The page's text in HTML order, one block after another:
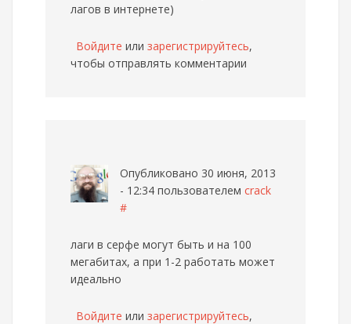
лагов в интернете)
Войдите или зарегистрируйтесь,
чтобы отправлять комментарии
Опубликовано 30 июня, 2013
- 12:34 пользователем crack
#
лаги в серфе могут быть и на 100
мегабитах, а при 1-2 работать может
идеально
Войдите или зарегистрируйтесь,